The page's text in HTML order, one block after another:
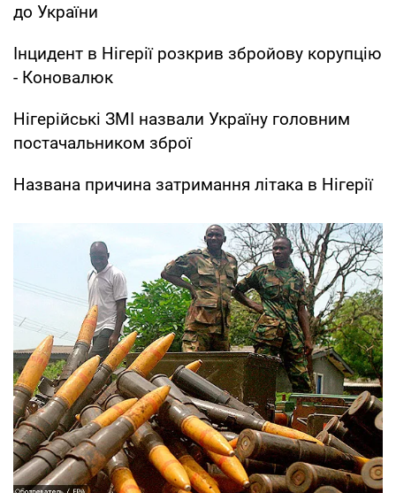
до України
Інцидент в Нігерії розкрив збройову корупцію
- Коновалюк
Нігерійські ЗМІ назвали Україну головним
постачальником зброї
Названа причина затримання літака в Нігерії